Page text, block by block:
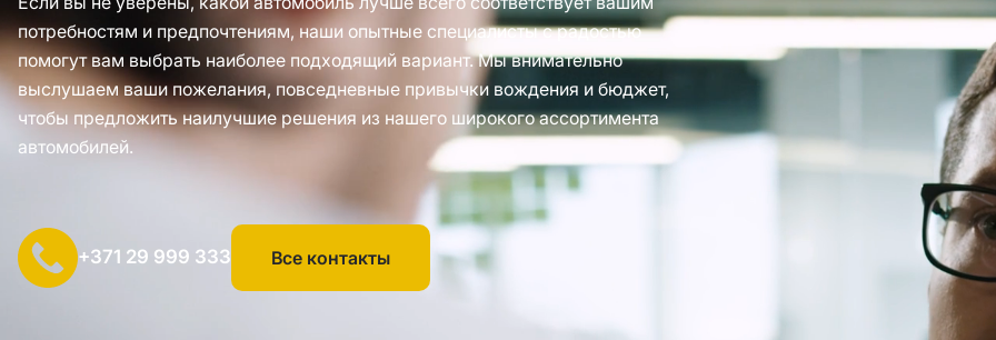
потребностям и предпочтениям, наши опытные специалисты с радостью
помогут вам выбрать наиболее подходящий вариант. Мы внимательно
выслушаем ваши пожелания, повседневные привычки вождения и бюджет,
чтобы предложить наилучшие решения из нашего широкого ассортимента
автомобилей.
+371 29 999 333 Все контакты